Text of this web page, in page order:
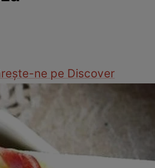
ne pe Discover